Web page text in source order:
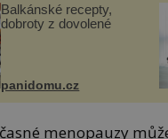
Balkánské recepty,
dobroty z dovolené
panidomu.cz
menopauzy